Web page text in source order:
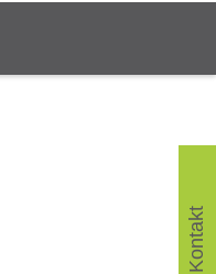
Kontakt